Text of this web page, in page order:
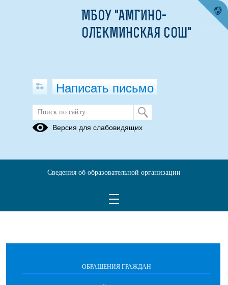
Азбука права
ОБРАЩЕНИЯ ГРАЖДАН
МБОУ "АМГИНО-
ОЛЕКМИНСКАЯ СОШ"
Написать письмо
Версия для слабовидящих
Сведения об образовательной организации